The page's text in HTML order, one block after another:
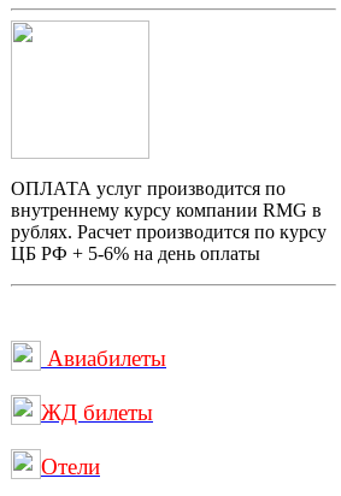
ОПЛАТА услуг производится по
внутреннему курсу компании RMG в
рублях. Расчет производится по курсу
ЦБ РФ + 5-6% на день оплаты
Авиабилеты
ЖД билеты
Отели